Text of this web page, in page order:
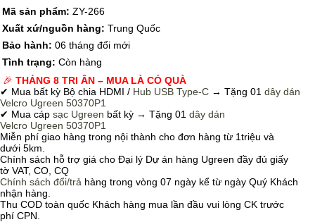
Mã sản phẩm: ZY-266
Xuất xứ/nguồn hàng: Trung Quốc
Bảo hành: 06 tháng đổi mới
Tình trạng: Còn hàng
🎉 THÁNG 8 TRI ÂN – MUA LÀ CÓ QUÀ
✔ Mua bất kỳ Bộ chia HDMI / Hub USB Type-C → Tặng 01 dây dán
Velcro Ugreen 50370P1
✔ Mua cáp sạc Ugreen bất kỳ → Tặng 01 dây dán
Velcro Ugreen 50370P1
Miễn phí giao hàng trong nội thành cho đơn hàng từ 1triệu và
dưới 5km.
Chính sách hỗ trợ giá cho Đại lý Dự án hàng Ugreen đầy đủ giấy
tờ VAT, CO, CQ
Chính sách đổi/trả hàng trong vòng 07 ngày kể từ ngày Quý Khách
nhận hàng.
Thu COD toàn quốc Khách hàng mua lần đầu vui lòng CK trước
phí CPN.